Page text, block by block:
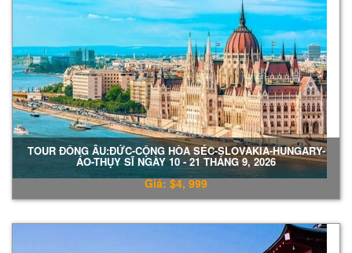
TOUR ĐÔNG ÂU:ĐỨC-CỘNG HÒA SÉC-SLOVAKIA-HUNGARY-
ÁO-THỤY SĨ NGÀY 10 - 21 THÁNG 9, 2026
Giá: $4, 999